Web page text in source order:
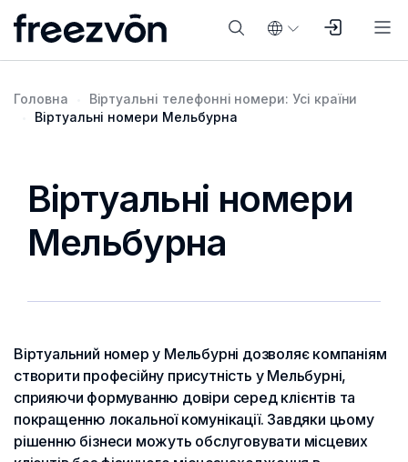
Головна
Віртуальні телефонні номери: Усі країни
Віртуальні номери Мельбурна
Віртуальні номери
Мельбурна
Віртуальний номер у Мельбурні дозволяє компаніям
створити професійну присутність у Мельбурні,
сприяючи формуванню довіри серед клієнтів та
покращенню локальної комунікації. Завдяки цьому
рішенню бізнеси можуть обслуговувати місцевих